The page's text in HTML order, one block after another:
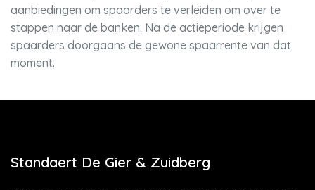
aanbiedingen om spaarders te verleiden om over te
stappen naar de banken. Na de actieperiode krijgen
spaarders doorgaans de gewone spaarrente van dat
moment.
Standaert De Gier & Zuidberg